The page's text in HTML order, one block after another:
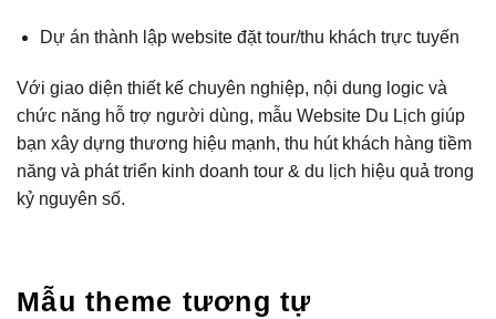
Dự án thành lập website đặt tour/thu khách trực tuyến
Với giao diện thiết kế chuyên nghiệp, nội dung logic và
chức năng hỗ trợ người dùng, mẫu Website Du Lịch giúp
bạn xây dựng thương hiệu mạnh, thu hút khách hàng tiềm
năng và phát triển kinh doanh tour & du lịch hiệu quả trong
kỷ nguyên số.
Mẫu theme tương tự